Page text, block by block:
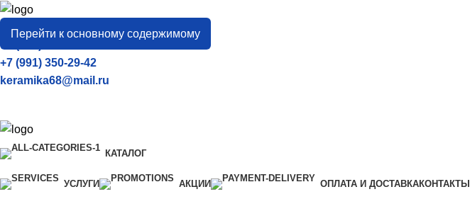
Перейти к основному содержимому
город
Тамбов
+7 (906) 657-33-54
+7 (991) 350-29-42
keramika68@mail.ru
КАТАЛОГ
УСЛУГИ АКЦИИ ОПЛАТА И ДОСТАВКАКОНТАКТЫ